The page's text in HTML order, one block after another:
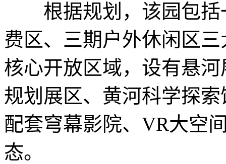
根据规划，该园包括
费区、三期户外休闲区
核心开放区域，设有悬
规划展区、黄河科学探
配套穹幕影院、VR大空
态。